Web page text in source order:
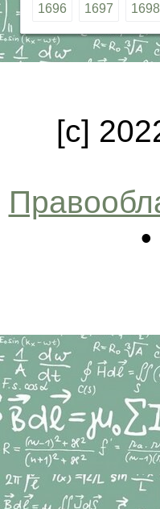
1696 1697 1698
[c]
•